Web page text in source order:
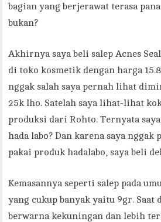
bagian yang berjerawat terasa
bukan?
Akhirnya saya beli salep Acnes
di toko kosmetik dengan harga
nggak salah saya pernah lihat
25k lho. Satelah saya lihat-lihat
produksi dari Rohto. Ternyata
hada labo? Dan karena saya nggak
pakai produk hadalabo, saya beli
Kemasannya seperti salep pada
yang cukup banyak yaitu 9gr. Saat
berwarna kekuningan dan lebih